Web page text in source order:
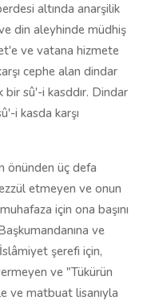
altında anarşilik
din aleyhinde müdhiş
ve vatana hizmete
cephe alan dindar
sû'-i kasddır. Dindar
i kasda karşı
önünden üç defa
etmeyen ve onun
için ona başını
ve
şerefi için,
ve "Tükürün
ve matbuat lisanıyla